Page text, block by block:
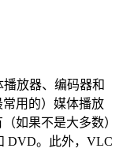
放器、编码器和
用的）媒体播放
如果不是大多数）
DVD。此外，VLC